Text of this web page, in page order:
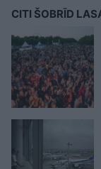
CITI ŠOBRĪD